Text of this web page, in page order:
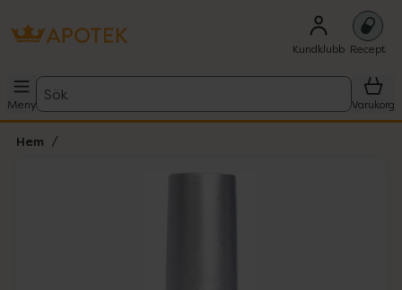
Kundklubb Recept
Meny
Sök
Varukorg
Hem